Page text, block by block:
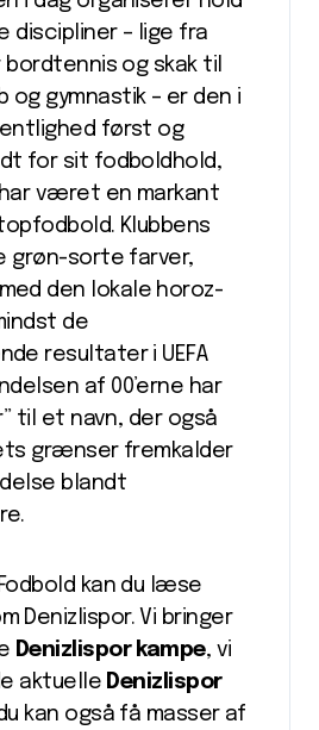
discipliner – lige fra
og skak til
og gymnastik – er den i
først og
for sit fodboldhold,
været en markant
Klubbens
grøn-sorte farver,
den lokale horoz-
de
resultater i UEFA
af 00’erne har
til et navn, der også
grænser fremkalder
blandt
kan du læse
Denizlispor. Vi bringer
Denizlispor kampe, vi
aktuelle Denizlispor
kan også få masser af